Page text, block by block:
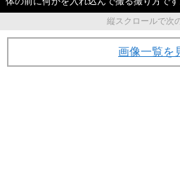
縦スクロールで次
画像一覧を